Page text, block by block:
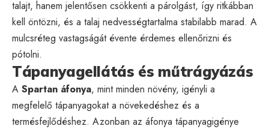
talajt, hanem jelentősen csökkenti a párolgást, így ritkábban
kell öntözni, és a talaj nedvességtartalma stabilabb marad. A
mulcsréteg vastagságát évente érdemes ellenőrizni és
pótolni.
Tápanyagellátás és műtrágyázás
A Spartan áfonya, mint minden növény, igényli a
megfelelő tápanyagokat a növekedéshez és a
termésfejlődéshez. Azonban az áfonya tápanyagigénye